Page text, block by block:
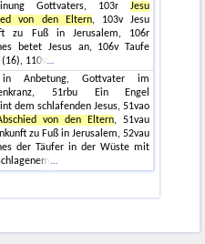
Gottvaters, 103rJesu
von den Eltern, 103v Jesu
zu Fuß in Jerusalem, 106r
betet Jesus an, 106v Taufe
110v
Anbetung, Gottvater im
51rbu Ein Engel
dem schlafenden Jesus, 51vao
von den Eltern, 51vau
zu Fuß in Jerusalem, 52vau
der Täufer in der Wüste mit